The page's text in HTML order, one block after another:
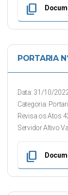
content_copy
PORTARIA
Data: 31/10/
Categoria:
Revisa os Atos
Servidor Altivo
content_copy